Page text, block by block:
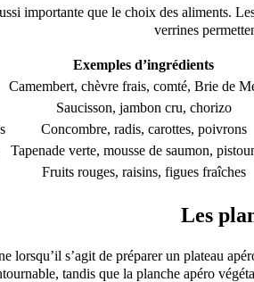
importante que le choix des aliments.
verrines
Exemples d’ingrédients
Camembert, chèvre frais, comté, Brie de
Saucisson, jambon cru, chorizo
Concombre, radis, carottes, poivrons
Tapenade verte, mousse de saumon,
Fruits rouges, raisins, figues fraîches
Les
lorsqu’il s’agit de préparer un plateau
tandis que la planche apéro